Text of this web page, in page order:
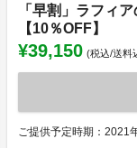
「早割」ラフィ
【10％OFF】
¥39,150 (税込/送料
ご提供予定時期：2021